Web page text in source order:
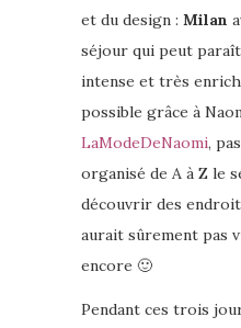
et du design : Milan
séjour qui peut
intense et très
possible grâce à
LaModeDeNaomi,
organisé de A à Z le
découvrir des
aurait sûrement pas
encore 🙂
Pendant ces trois